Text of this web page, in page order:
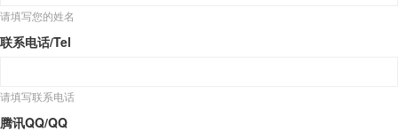
请填写您的姓名
联系电话/Tel
请填写联系电话
腾讯QQ/QQ